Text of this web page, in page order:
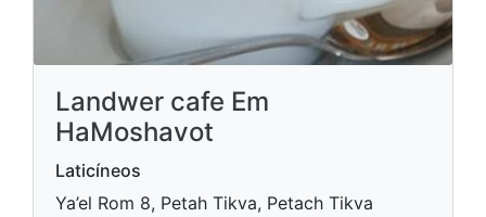
Landwer cafe Em
HaMoshavot
Laticíneos
Ya’el Rom 8, Petah Tikva, Petach Tikva